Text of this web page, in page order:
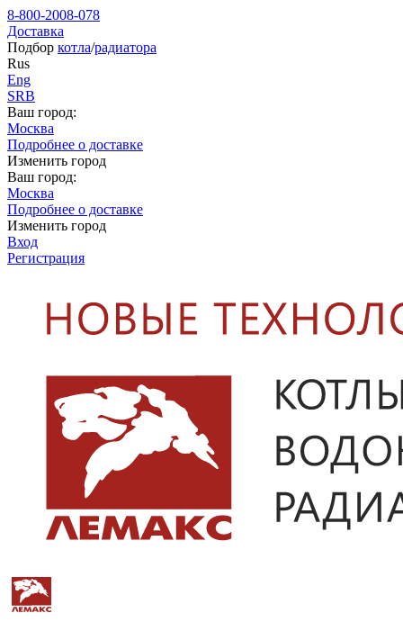
8-800-2008-078
Доставка
Подбор котла/радиатора
Rus
Eng
SRB
Ваш город:
Москва
Подробнее о доставке
Изменить город
Ваш город:
Москва
Подробнее о доставке
Изменить город
Вход
Регистрация